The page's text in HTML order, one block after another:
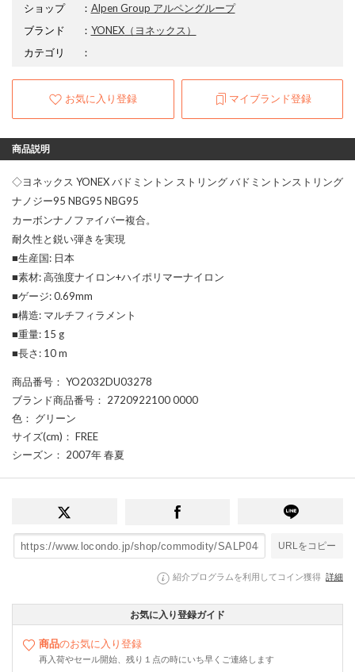
ショップ ： Alpen Group アルペングループ
ブランド
： YONEX（ヨネックス）
カテゴリ
：
お気に入り登録 マイブランド登録
商品説明
◇ヨネックス YONEX バドミントン ストリング バドミントンストリング
ナノジー95 NBG95 NBG95
カーボンナノファイバー複合。
耐久性と鋭い弾きを実現
■生産国: 日本
■素材: 高強度ナイロン+ハイポリマーナイロン
■ゲージ: 0.69mm
■構造: マルチフィラメント
■重量: 15 g
■長さ: 10 m
商品番号 ： YO2032DU03278
ブランド商品番号 ： 2720922100 0000
色 ： グリーン
サイズ(cm) ： FREE
シーズン ： 2007年 春夏
URLをコピー
紹介プログラムを利用してコイン獲得 詳細
お気に入り登録ガイド
商品のお気に入り登録
再入荷やセール開始、残り１点の時にいち早くご連絡します